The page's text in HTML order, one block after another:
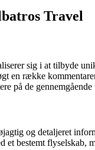
Travel
sig i at tilbyde
en række
på de
og detaljeret
bestemt